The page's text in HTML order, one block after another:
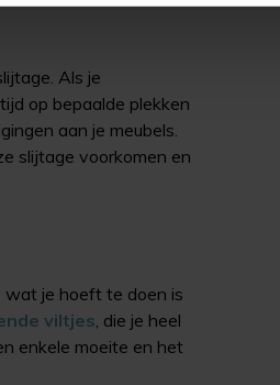
Als je
op bepaalde plekken
aan je meubels.
slijtage voorkomen en
wat je hoeft te doen is
viltjes , die je heel
enkele moeite en het